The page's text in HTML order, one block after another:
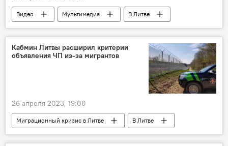
Видео Мультимедиа
В Литве
Литва
Вильнюс сакура
Кабмин Литвы расширил критерии
объявления ЧП из-за мигрантов
26 апреля 2023, 19:00
Миграционный кризис в Литве
В Литве
Литва
Общество
ЧП